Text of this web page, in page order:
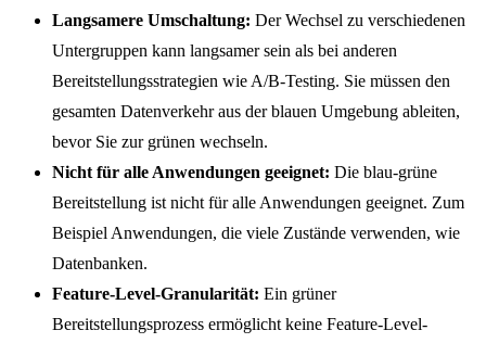
Langsamere Umschaltung: Der Wechsel zu verschiedenen
Untergruppen kann langsamer sein als bei anderen
Bereitstellungsstrategien wie A/B-Testing. Sie müssen den
gesamten Datenverkehr aus der blauen Umgebung ableiten,
bevor Sie zur grünen wechseln.
Nicht für alle Anwendungen geeignet: Die blau-grüne
Bereitstellung ist nicht für alle Anwendungen geeignet. Zum
Beispiel Anwendungen, die viele Zustände verwenden, wie
Datenbanken.
Feature-Level-Granularität: Ein grüner
Bereitstellungsprozess ermöglicht keine Feature-Level-